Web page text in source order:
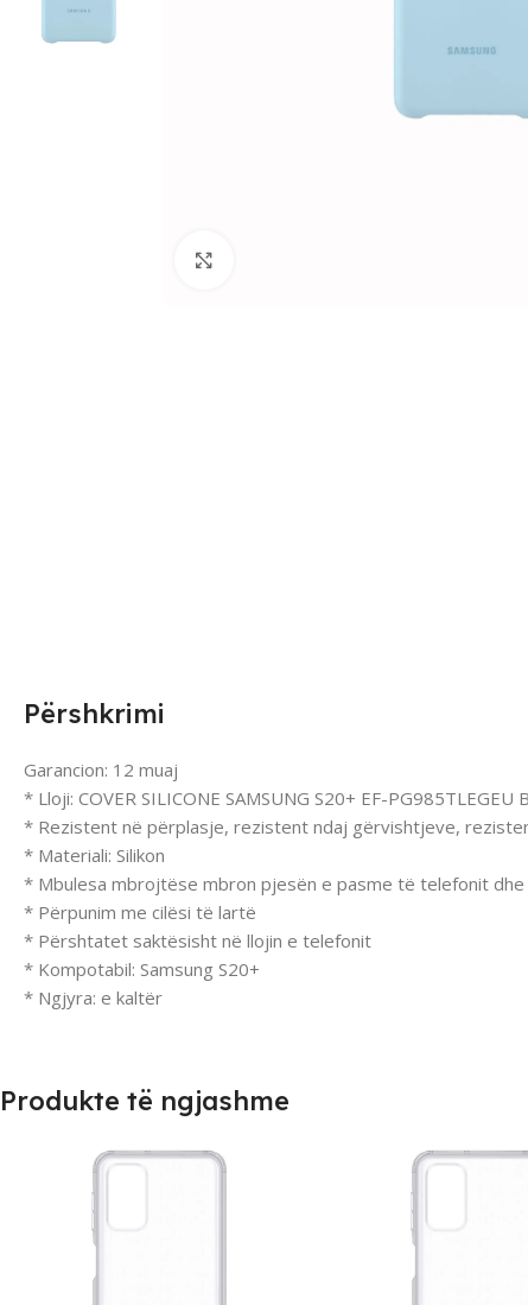
Përshkrimi
Garancion: 12 muaj
* Lloji: COVER SILICONE SAMSUNG S20+ EF-PG985TLEGEU
* Rezistent në përplasje, rezistent ndaj gërvishtjeve,
* Materiali: Silikon
* Mbulesa mbrojtëse mbron pjesën e pasme të telefonit
* Përpunim me cilësi të lartë
* Përshtatet saktësisht në llojin e telefonit
* Kompotabil: Samsung S20+
* Ngjyra: e kaltër
Produkte të ngjashme